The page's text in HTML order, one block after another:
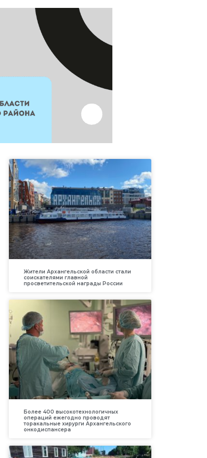
Жители Архангельской области стали
соискателями главной
просветительской награды России
Более 400 высокотехнологичных
операций ежегодно проводят
торакальные хирурги Архангельского
онкодиспансера